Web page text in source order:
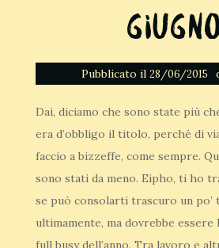
Giugno
Pubblicato il 28/06/2015
Dai, diciamo che sono state più
era d’obbligo il titolo, perché di
faccio a bizzeffe, come sempre.
sono stati da meno. Eipho, ti ho
se può consolarti trascuro un po’
ultimamente, ma dovrebbe essere